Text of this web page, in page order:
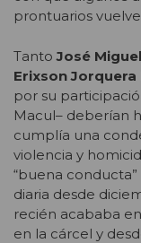
prontuarios
TantoJosé
Erixson Jorquera
por su
Macul– deberían
cumplía una
violencia y
“buena
diaria desde
recién acababa
en la cárcel y